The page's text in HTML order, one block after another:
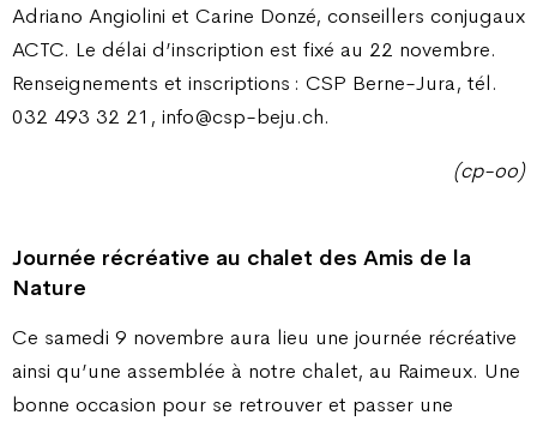
Adriano Angiolini et Carine Donzé, conseillers conjugaux
ACTC. Le délai d’inscription est fixé au 22 novembre.
Renseignements et inscriptions : CSP Berne-Jura, tél.
032 493 32 21, info@csp-beju.ch.
(cp-oo)
Journée récréative au chalet des Amis de la
Nature
Ce samedi 9 novembre aura lieu une journée récréative
ainsi qu’une assemblée à notre chalet, au Raimeux. Une
bonne occasion pour se retrouver et passer une